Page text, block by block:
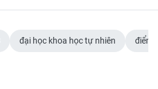
đại học khoa học tự nhiên điểm